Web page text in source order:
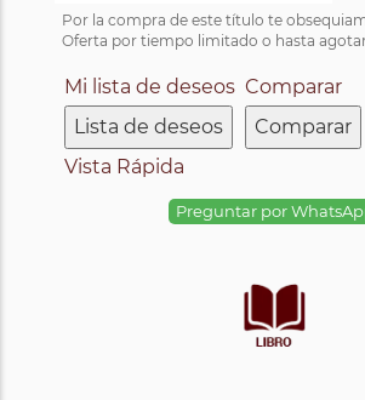
Por la compra de este título te
Oferta por tiempo limitado o hasta
Mi lista de deseos
Lista de deseos
Comparar
Comparar
Vista Rápida
Preguntar por